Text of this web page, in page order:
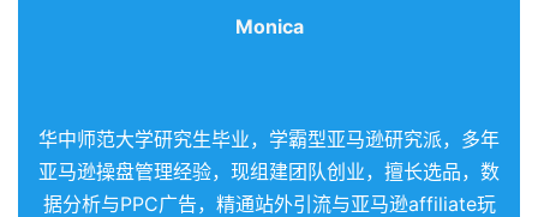
Monica
华中师范大学研究生毕业，学霸型亚马逊研究派，多年
亚马逊操盘管理经验，现组建团队创业，擅长选品，数
据分析与PPC广告，精通站外引流与亚马逊affiliate玩